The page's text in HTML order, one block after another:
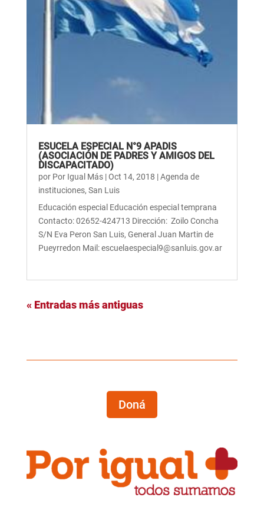
ESUCELA ESPECIAL N°9 APADIS
(ASOCIACIÓN DE PADRES Y AMIGOS DEL
DISCAPACITADO)
por Por Igual Más|Oct 14, 2018 |Agenda de
instituciones, San Luis
Educación especial Educación especial temprana
Contacto: 02652-424713 Dirección: Zoilo Concha
S/N Eva Peron San Luis, General Juan Martin de
Pueyrredon Mail: escuelaespecial9@sanluis.gov.ar
« Entradas más antiguas
Doná